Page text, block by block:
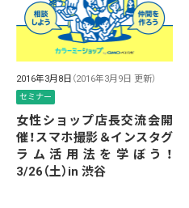
2016年3月8日 （2016年3月9日 更新）
セミナー
女性ショップ店長交流会開
催！スマホ撮影＆インスタグ
ラム活用法を学ぼう！
3/26（土）in 渋谷